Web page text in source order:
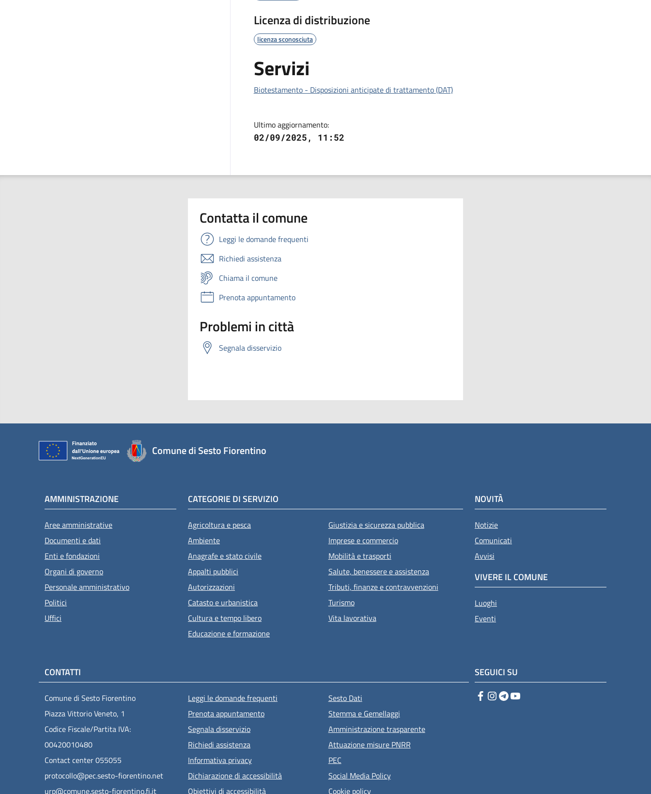
Licenza di distribuzione
licenza sconosciuta
Servizi
Biotestamento - Disposizioni anticipate di trattamento (DAT)
Ultimo aggiornamento:
02/09/2025, 11:52
Contatta il comune
Leggi le domande frequenti
Richiedi assistenza
Chiama il comune
Prenota appuntamento
Problemi in città
Segnala disservizio
Comune di Sesto Fiorentino
AMMINISTRAZIONE
Aree amministrative
Documenti e dati
Enti e fondazioni
Organi di governo
Personale amministrativo
Politici
Uffici
CATEGORIE DI SERVIZIO
Agricoltura e pesca
Ambiente
Anagrafe e stato civile
Appalti pubblici
Autorizzazioni
Catasto e urbanistica
Cultura e tempo libero
Educazione e formazione
Giustizia e sicurezza pubblica
Imprese e commercio
Mobilità e trasporti
Salute, benessere e assistenza
Tributi, finanze e contravvenzioni
Turismo
Vita lavorativa
NOVITÀ
Notizie
Comunicati
Avvisi
VIVERE IL COMUNE
Luoghi
Eventi
CONTATTI
Comune di Sesto Fiorentino
Piazza Vittorio Veneto, 1
Codice Fiscale/Partita IVA:
00420010480
Contact center 055055
protocollo@pec.sesto-fiorentino.net
urp@comune.sesto-fiorentino.fi.it
Menu piè di pagina
Leggi le domande frequenti
Prenota appuntamento
Segnala disservizio
Richiedi assistenza
Informativa privacy
Dichiarazione di accessibilità
Obiettivi di accessibilità
Sesto Dati
Stemma e Gemellaggi
Amministrazione trasparente
Attuazione misure PNRR
PEC
Social Media Policy
Cookie policy
SEGUICI SU
Facebook
Instagram
Telegram